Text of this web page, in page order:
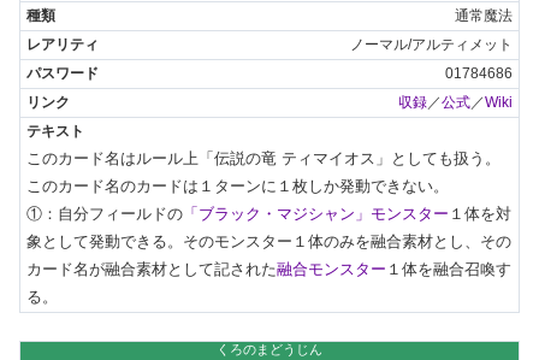
通常魔法
ノーマル/アルティメット
01784686
収録／公式／Wiki
このカード名はルール上「伝説の竜 ティマイオス」としても扱う。
このカード名のカードは１ターンに１枚しか発動できない。
①：自分フィールドの 「ブラック・マジシャン」モンスター １体を対
象として発動できる。そのモンスター１体のみを融合素材とし、その
カード名が融合素材として記された融合モンスター １体を融合召喚す
る。
くろのまどうじん